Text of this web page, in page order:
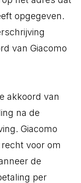
opgegeven.
van Giacomo
akkoord van
na de
Giacomo
voor om
de
per